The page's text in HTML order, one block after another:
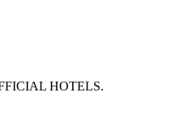
HOTELS.